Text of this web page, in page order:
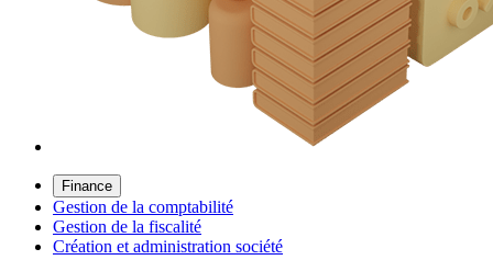
Finance
Gestion de la comptabilité
Gestion de la fiscalité
Création et administration société